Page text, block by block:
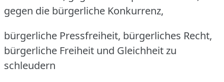
gegen die bürgerliche Konkurrenz,
bürgerliche Pressfreiheit, bürgerliches Recht,
bürgerliche Freiheit und Gleichheit zu
schleudern